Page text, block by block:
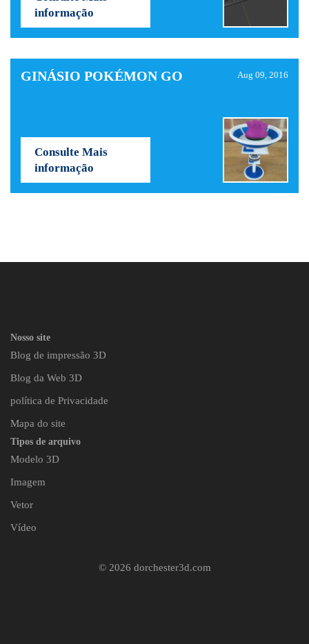
informação
GINÁSIO POKÉMON GO Aug 09, 2016
Consulte Mais
informação
Nosso site
Blog de impressão 3D
Blog da Web 3D
política de Privacidade
Mapa do site
Tipos de arquivo
Modelo 3D
Imagem
Vetor
Vídeo
© 2026 dorchester3d.com